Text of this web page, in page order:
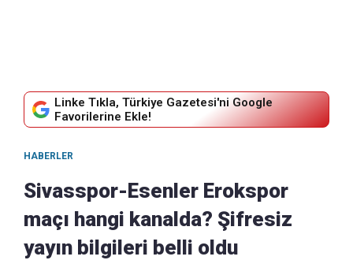
Linke Tıkla, Türkiye Gazetesi'ni Google
Favorilerine Ekle!
HABERLER
Sivasspor-Esenler Erokspor
maçı hangi kanalda? Şifresiz
yayın bilgileri belli oldu